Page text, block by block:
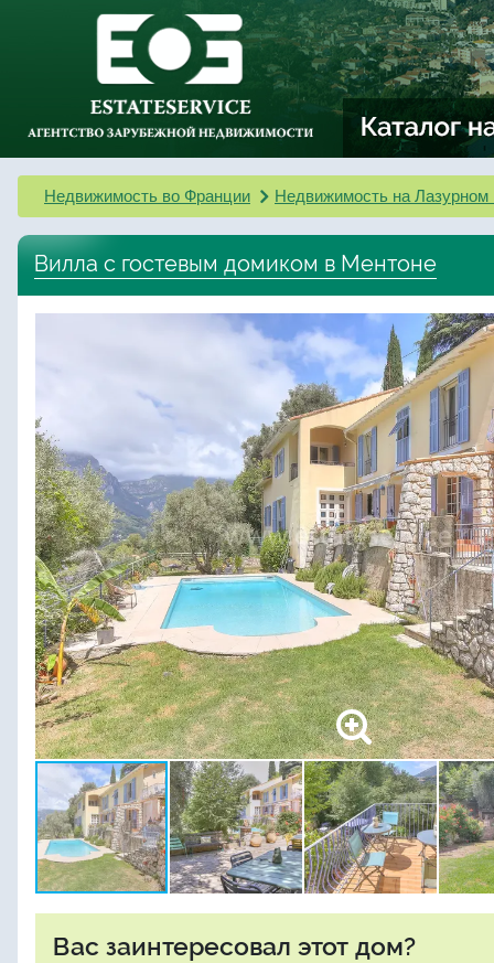
Недвижимость во Франции Недвижимость на Лазурном
Вилла с гостевым домиком в Ментоне
Вас заинтересовал этот дом?